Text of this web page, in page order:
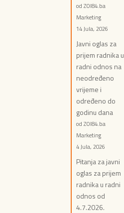
od ZOI84.ba
Marketing
14 Jula, 2026
Javni oglas za
prijem radnika u
radni odnos na
neodređeno
vrijeme i
određeno do
godinu dana
od ZOI84.ba
Marketing
4 Jula, 2026
Pitanja za javni
oglas za prijem
radnika u radni
odnos od
4.7.2026.